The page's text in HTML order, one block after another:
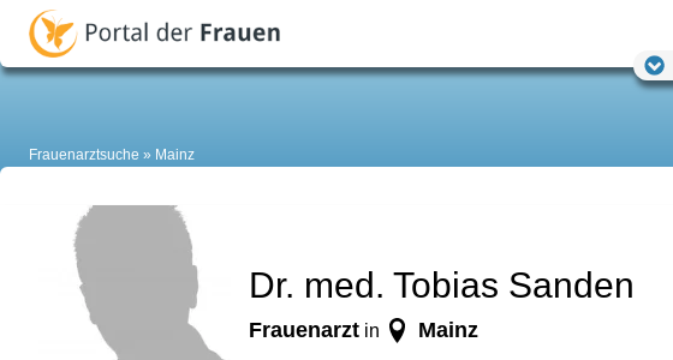
Frauenarztsuche Mainz
Dr. med. Tobias Sanden
Frauenarzt in Mainz